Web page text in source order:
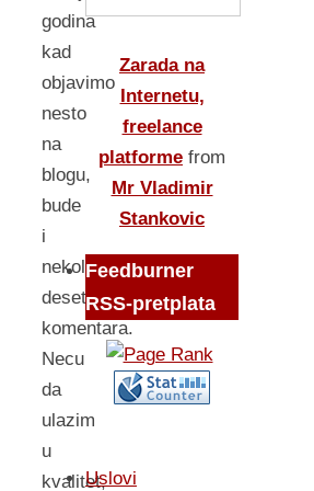
godina
kad
objavimo
nesto
na
blogu,
bude
i
nekoliko
desetina
komentara.
Necu
da
ulazim
u
kvalitet,
Zarada na
Internetu,
freelance
platforme from
Mr Vladimir
Stankovic
Feedburner
RSS-pretplata
Uslovi